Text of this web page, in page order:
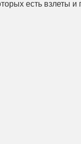
есть взлеты и